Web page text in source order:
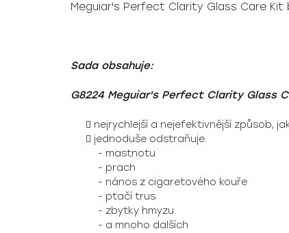
Meguiar's Perfect Clarity Glass Care
Sada obsahuje:
G8224 Meguiar's Perfect Clarity Glass
nejrychlejší a nejefektivnější způsob,
jednoduše odstraňuje:
- mastnotu
- prach
- nános z cigaretového kouře
- ptačí trus
- zbytky hmyzu
- a mnoho dalších